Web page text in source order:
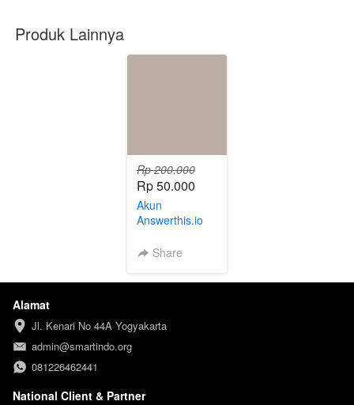
Produk Lainnya
Rp 200.000
Rp 50.000
Akun
Answerthis.io
Bulan)Share
Alamat
Jl. Kenari No 44A Yogyakarta
admin@smartindo.org
081226462441
National Client & Partner